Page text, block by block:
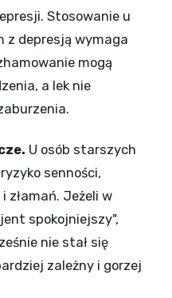
Stosowanie u
z depresją wymaga
mogą
a lek nie
U osób starszych
senności,
złamań. Jeżeli w
spokojniejszy",
nie stał się
zależny i gorzej